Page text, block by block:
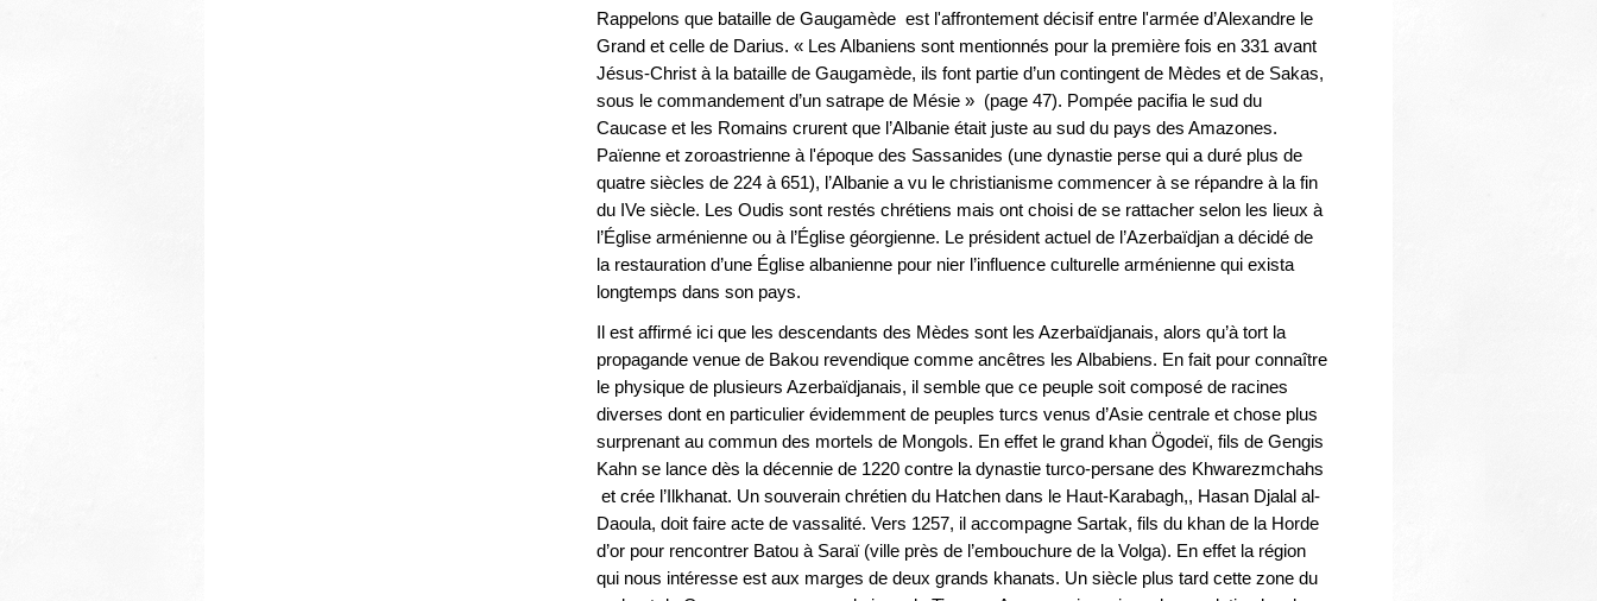
Rappelons que bataille de Gaugamède est l'affrontement décisif entre l'armée d’Alexandre le
Grand et celle de Darius. « Les Albaniens sont mentionnés pour la première fois en 331 avant
Jésus-Christ à la bataille de Gaugamède, ils font partie d’un contingent de Mèdes et de Sakas,
sous le commandement d’un satrape de Mésie » (page 47). Pompée pacifia le sud du
Caucase et les Romains crurent que l’Albanie était juste au sud du pays des Amazones.
Païenne et zoroastrienne à l'époque des Sassanides (une dynastie perse qui a duré plus de
quatre siècles de 224 à 651), l’Albanie a vu le christianisme commencer à se répandre à la fin
du IVe siècle. Les Oudis sont restés chrétiens mais ont choisi de se rattacher selon les lieux à
l’Église arménienne ou à l’Église géorgienne. Le président actuel de l’Azerbaïdjan a décidé de
la restauration d’une Église albanienne pour nier l’influence culturelle arménienne qui exista
longtemps dans son pays.
Il est affirmé ici que les descendants des Mèdes sont les Azerbaïdjanais, alors qu’à tort la
propagande venue de Bakou revendique comme ancêtres les Albabiens. En fait pour connaître
le physique de plusieurs Azerbaïdjanais, il semble que ce peuple soit composé de racines
diverses dont en particulier évidemment de peuples turcs venus d’Asie centrale et chose plus
surprenant au commun des mortels de Mongols. En effet le grand khan Ögodeï, fils de Gengis
Kahn se lance dès la décennie de 1220 contre la dynastie turco-persane des Khwarezmchahs
et crée l’Ilkhanat. Un souverain chrétien du Hatchen dans le Haut-Karabagh,, Hasan Djalal al-
Daoula, doit faire acte de vassalité. Vers 1257, il accompagne Sartak, fils du khan de la Horde
d’or pour rencontrer Batou à Saraï (ville près de l’embouchure de la Volga). En effet la région
qui nous intéresse est aux marges de deux grands khanats. Un siècle plus tard cette zone du